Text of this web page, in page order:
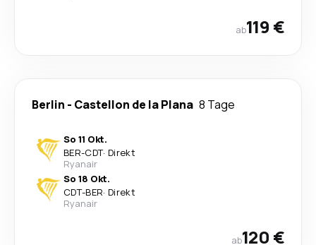
ab119 €
Berlin - Castellon de la Plana 8 Tage
So 11 Okt.
BER-CDT· Direkt
Ryanair
So 18 Okt.
CDT-BER· Direkt
Ryanair
ab120 €